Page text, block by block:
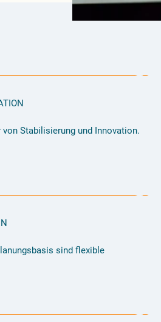
Stabilisierung und Innovation.
sind flexible